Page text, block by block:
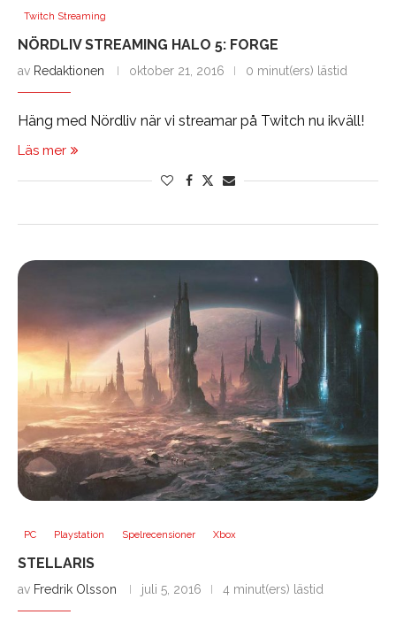
Twitch Streaming
NÖRDLIV STREAMING HALO 5: FORGE
av Redaktionen oktober 21, 2016 0 minut(ers) lästid
Häng med Nördliv när vi streamar på Twitch nu ikväll!
Läs mer
PC Playstation Spelrecensioner Xbox
STELLARIS
av Fredrik Olsson juli 5, 2016 4 minut(ers) lästid